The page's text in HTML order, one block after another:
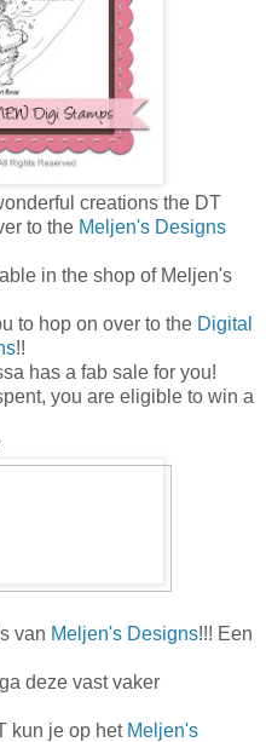
creations the DT
to the Meljen's Designs
in the shop of Meljen's
to hop on over to the Digital
!!
has a fab sale for you!
you are eligible to win a
van Meljen's Designs!!! Een
deze vast vaker
kun je op het Meljen's